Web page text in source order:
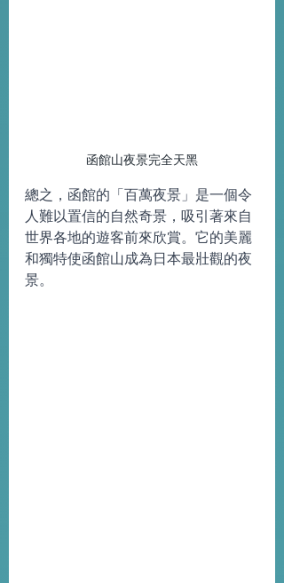
函館山夜景完全天黑
總之，函館的「百萬夜景」是一個令
人難以置信的自然奇景，吸引著來自
世界各地的遊客前來欣賞。它的美麗
和獨特使函館山成為日本最壯觀的夜
景。